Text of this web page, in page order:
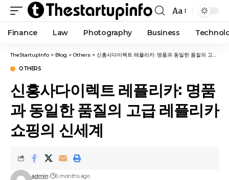
Aa
Finance Law Photography Business
TheStartupInfo > Blog > Others > 신흥사다이렉트 레플리카: 명품과 동일한 품질의 고급 레플리카 쇼핑의 신세계
OTHERS
신흥사다이렉트 레플리카: 명품
과 동일한 품질의 고급 레플리카
쇼핑의 신세계
admin 6 months ago